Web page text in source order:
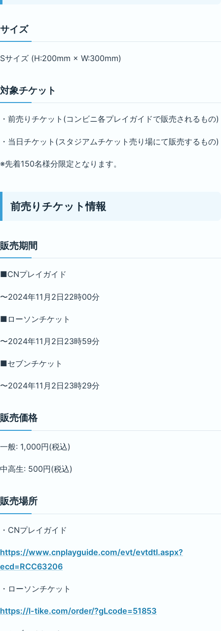
サイズ
Sサイズ (H:200mm × W:300mm)
対象チケット
・前売りチケット(コンビニ各プレイガイドで販売されるもの)
・当日チケット(スタジアムチケット売り場にて販売するもの)
※先着150名様分限定となります。
前売りチケット情報
販売期間
■CNプレイガイド
〜2024年11月2日22時00分
■ローソンチケット
〜2024年11月2日23時59分
■セブンチケット
〜2024年11月2日23時29分
販売価格
一般: 1,000円(税込)
中高生: 500円(税込)
販売場所
・CNプレイガイド
https://www.cnplayguide.com/evt/evtdtl.aspx?
ecd=RCC63206
・ローソンチケット
https://l-tike.com/order/?gLcode=51853